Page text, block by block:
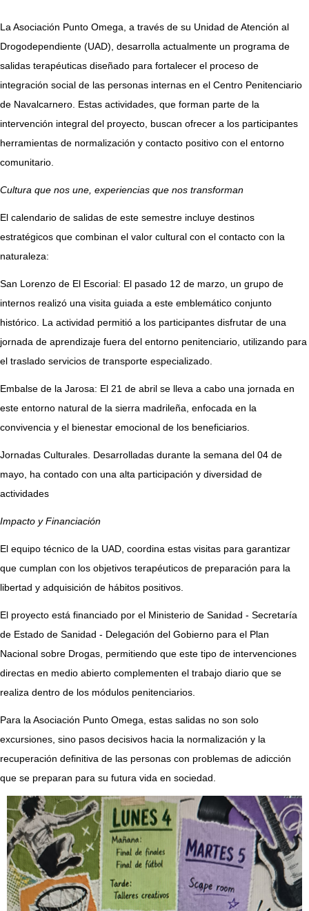
La Asociación Punto Omega, a través de su Unidad de Atención al
Drogodependiente (UAD), desarrolla actualmente un programa de
salidas terapéuticas diseñado para fortalecer el proceso de
integración social de las personas internas en el Centro Penitenciario
de Navalcarnero. Estas actividades, que forman parte de la
intervención integral del proyecto, buscan ofrecer a los participantes
herramientas de normalización y contacto positivo con el entorno
comunitario.
Cultura que nos une, experiencias que nos transforman
El calendario de salidas de este semestre incluye destinos
estratégicos que combinan el valor cultural con el contacto con la
naturaleza:
San Lorenzo de El Escorial: El pasado 12 de marzo, un grupo de
internos realizó una visita guiada a este emblemático conjunto
histórico. La actividad permitió a los participantes disfrutar de una
jornada de aprendizaje fuera del entorno penitenciario, utilizando para
el traslado servicios de transporte especializado.
Embalse de la Jarosa: El 21 de abril se lleva a cabo una jornada en
este entorno natural de la sierra madrileña, enfocada en la
convivencia y el bienestar emocional de los beneficiarios.
Jornadas Culturales. Desarrolladas durante la semana del 04 de
mayo, ha contado con una alta participación y diversidad de
actividades
Impacto y Financiación
El equipo técnico de la UAD, coordina estas visitas para garantizar
que cumplan con los objetivos terapéuticos de preparación para la
libertad y adquisición de hábitos positivos.
El proyecto está financiado por el Ministerio de Sanidad - Secretaría
de Estado de Sanidad - Delegación del Gobierno para el Plan
Nacional sobre Drogas, permitiendo que este tipo de intervenciones
directas en medio abierto complementen el trabajo diario que se
realiza dentro de los módulos penitenciarios.
Para la Asociación Punto Omega, estas salidas no son solo
excursiones, sino pasos decisivos hacia la normalización y la
recuperación definitiva de las personas con problemas de adicción
que se preparan para su futura vida en sociedad.